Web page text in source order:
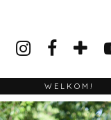
WELKOM!